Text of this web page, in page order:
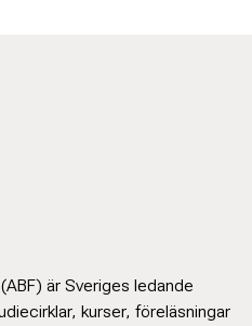
är Sveriges ledande
kurser, föreläsningar